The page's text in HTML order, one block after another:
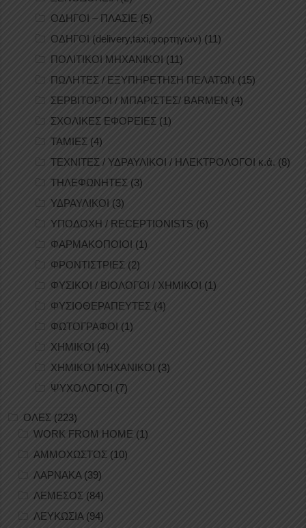
ΟΔΗΓΟΙ – ΠΛΑΣΙΕ (5)
ΟΔΗΓΟΙ (delivery,taxi,φορτηγών) (11)
ΠΟΛΙΤΙΚΟΙ ΜΗΧΑΝΙΚΟΙ (11)
ΠΩΛΗΤΕΣ / ΕΞΥΠΗΡΕΤΗΣΗ ΠΕΛΑΤΩΝ (15)
ΣΕΡΒΙΤΟΡΟΙ / ΜΠΑΡΙΣΤΕΣ/ BARMEN (4)
ΣΧΟΛΙΚΕΣ ΕΦΟΡΕΙΕΣ (1)
ΤΑΜΙΕΣ (4)
ΤΕΧΝΙΤΕΣ / ΥΔΡΑΥΛΙΚΟΙ / ΗΛΕΚΤΡΟΛΟΓΟΙ κ.ά. (8)
ΤΗΛΕΦΩΝΗΤΕΣ (3)
ΥΔΡΑΥΛΙΚΟΙ (3)
ΥΠΟΔΟΧΗ / RECEPTIONISTS (6)
ΦΑΡΜΑΚΟΠΟΙΟΙ (1)
ΦΡΟΝΤΙΣΤΡΙΕΣ (2)
ΦΥΣΙΚΟΙ / ΒΙΟΛΟΓΟΙ / ΧΗΜΙΚΟΙ (1)
ΦΥΣΙΟΘΕΡΑΠΕΥΤΕΣ (4)
ΦΩΤΟΓΡΑΦΟΙ (1)
ΧΗΜΙΚΟΙ (4)
ΧΗΜΙΚΟΙ ΜΗΧΑΝΙΚΟΙ (3)
ΨΥΧΟΛΟΓΟΙ (7)
ΟΛΕΣ (223)
WORK FROM HOME (1)
ΑΜΜΟΧΩΣΤΟΣ (10)
ΛΑΡΝΑΚΑ(39)
ΛΕΜΕΣΟΣ (84)
ΛΕΥΚΩΣΙΑ(94)